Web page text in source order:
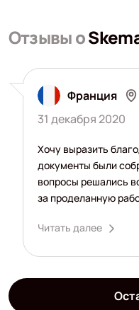
Отзывы о
Франция
31 декабря 2020
Хочу выразить
документы были
вопросы решались
за проделанную
Читать далее